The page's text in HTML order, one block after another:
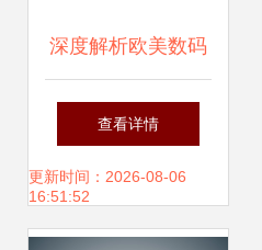
深度解析欧美数码
产品网站设计 从模
版到品牌体验的艺
术
查看详情
更新时间：2026-08-06
16:51:52